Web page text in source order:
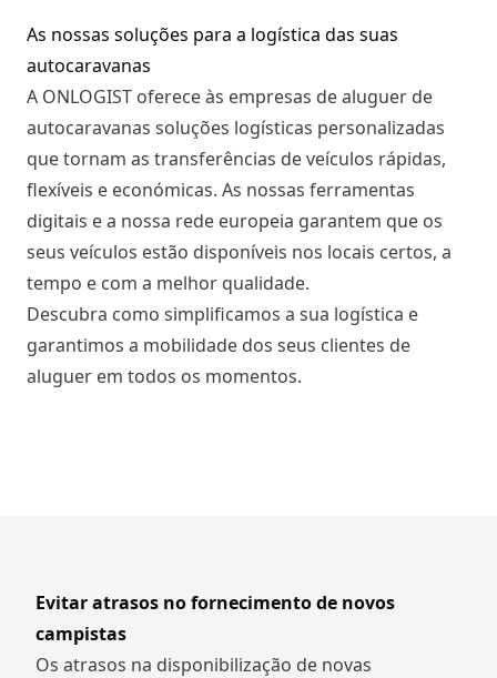
As nossas soluções para a logística das suas
autocaravanas
A ONLOGIST oferece às empresas de aluguer de
autocaravanas soluções logísticas personalizadas
que tornam as transferências de veículos rápidas,
flexíveis e económicas. As nossas ferramentas
digitais e a nossa rede europeia garantem que os
seus veículos estão disponíveis nos locais certos, a
tempo e com a melhor qualidade.
Descubra como simplificamos a sua logística e
garantimos a mobilidade dos seus clientes de
aluguer em todos os momentos.
Evitar atrasos no fornecimento de novos
campistas
Os atrasos na disponibilização de novas